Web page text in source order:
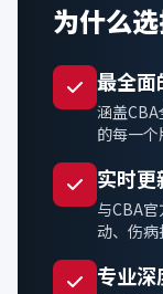
为什么
最全面
涵盖
的每一个
实时更
与CBA
动、伤病
专业深